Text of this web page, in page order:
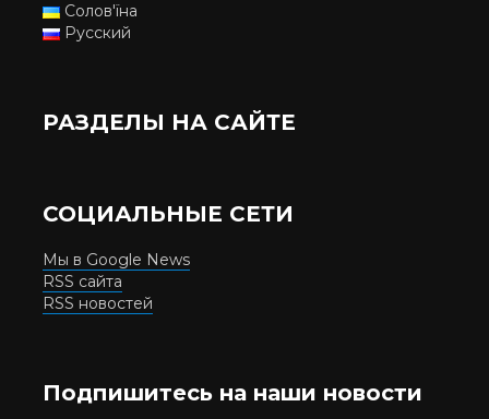
Солов'їна
Русский
РАЗДЕЛЫ НА САЙТЕ
СОЦИАЛЬНЫЕ СЕТИ
Мы в Google News
RSS сайта
RSS новостей
Подпишитесь на наши новости